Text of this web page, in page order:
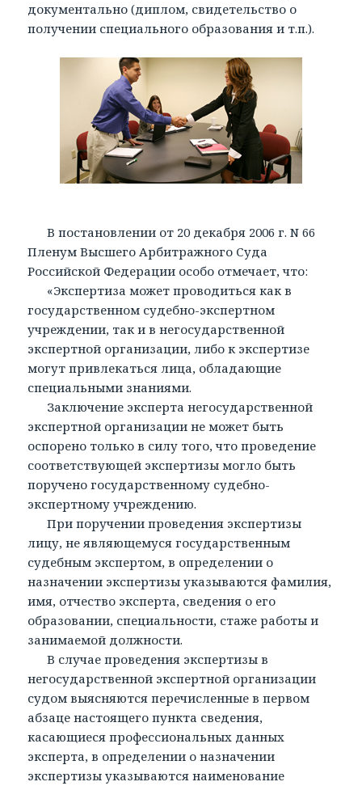
документально (диплом, свидетельство о
получении специального образования и т.п.).
В постановлении от 20 декабря 2006 г. N 66
Пленум Высшего Арбитражного Суда
Российской Федерации особо отмечает, что:
«Экспертиза может проводиться как в
государственном судебно-экспертном
учреждении, так и в негосударственной
экспертной организации, либо к экспертизе
могут привлекаться лица, обладающие
специальными знаниями.
Заключение эксперта негосударственной
экспертной организации не может быть
оспорено только в силу того, что проведение
соответствующей экспертизы могло быть
поручено государственному судебно-
экспертному учреждению.
При поручении проведения экспертизы
лицу, не являющемуся государственным
судебным экспертом, в определении о
назначении экспертизы указываются фамилия,
имя, отчество эксперта, сведения о его
образовании, специальности, стаже работы и
занимаемой должности.
В случае проведения экспертизы в
негосударственной экспертной организации
судом выясняются перечисленные в первом
абзаце настоящего пункта сведения,
касающиеся профессиональных данных
эксперта, в определении о назначении
экспертизы указываются наименование